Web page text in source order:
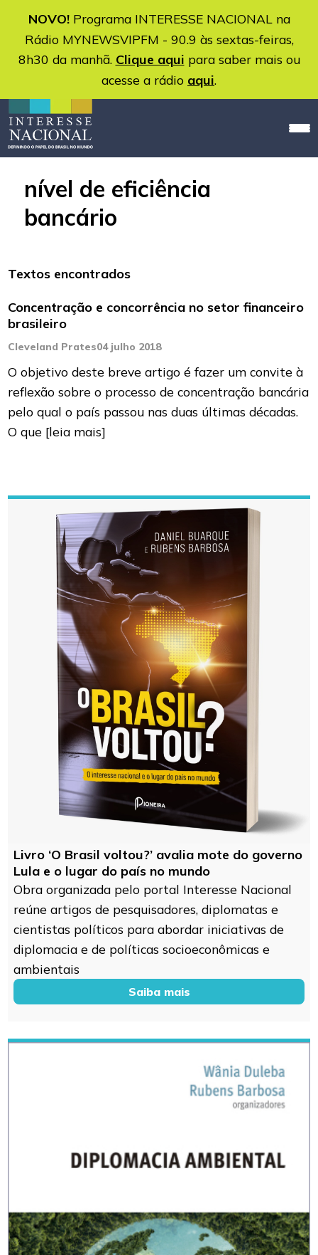
NOVO!Programa INTERESSE NACIONAL na
Rádio MYNEWSVIPFM - 90.9 às sextas-feiras,
8h30 da manhã. Clique aqui para saber mais ou
acesse a rádio aqui.
nível de eficiência
bancário
Textos encontrados
Concentração e concorrência no setor financeiro
brasileiro
Cleveland Prates04 julho 2018
O objetivo deste breve artigo é fazer um convite à
reflexão sobre o processo de concentração bancária
pelo qual o país passou nas duas últimas décadas.
O que [leia mais]
Livro ‘O Brasil voltou?’ avalia mote do governo
Lula e o lugar do país no mundo
Obra organizada pelo portal Interesse Nacional
reúne artigos de pesquisadores, diplomatas e
cientistas políticos para abordar iniciativas de
diplomacia e de políticas socioeconômicas e
ambientais
Saiba mais